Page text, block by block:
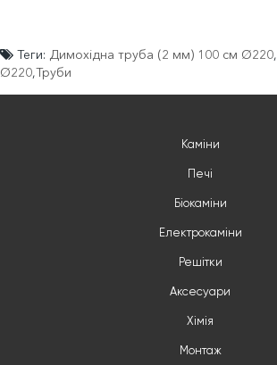
Теги: Димохідна труба (2 мм) 100 см Ø220,
Ø220,Труби
Каміни
Печі
Біокаміни
Електрокаміни
Решітки
Аксесуари
Хімія
Монтаж